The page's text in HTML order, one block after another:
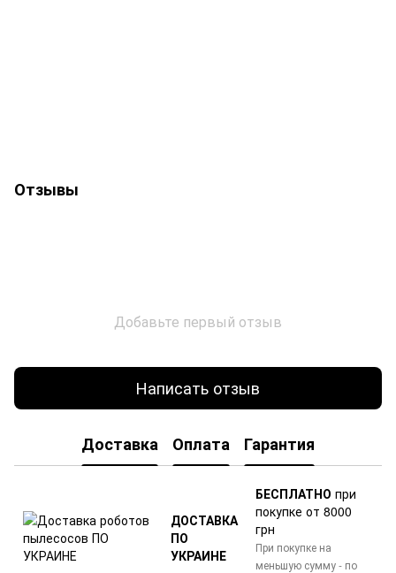
Отзывы
Добавьте первый отзыв
Написать отзыв
Доставка Оплата Гарантия
ДОСТАВКА
ПО
УКРАИНЕ
БЕСПЛАТНО при
покупке от 8000
грн
При покупке на
меньшую сумму - по